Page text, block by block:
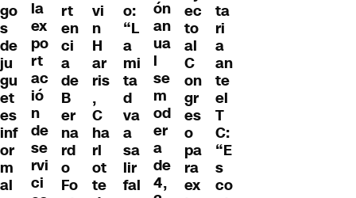
go
s
de
ju
gu
et
es
inf
or
m
al
la
ex
po
rt
ac
ió
n
de
se
rvi
ci
rt
en
ci
a
de
B
er
na
rd
o
Fo
vi
n
H
ar
ris
,
C
ha
rl
ot
te
o:
“L
a
mi
ta
d
va
a
sa
lir
fal
ón
an
ua
l
se
m
od
er
a
de
4,
ec
to
al
C
on
gr
es
o
pa
ra
ex
ta
ri
a
an
te
el
T
C:
“E
s
co